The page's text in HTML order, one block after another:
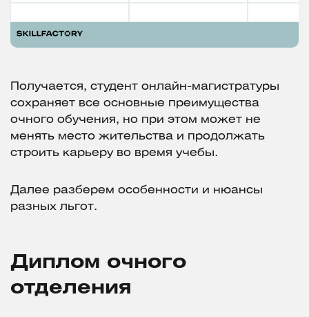
Получается, студент онлайн-магистратуры
сохраняет все основные преимущества
очного обучения, но при этом может не
менять место жительства и продолжать
строить карьеру во время учебы.
Далее разберем особенности и нюансы
разных льгот.
Диплом очного
отделения